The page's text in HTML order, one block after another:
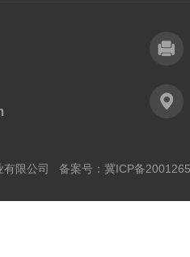
有限公司 备案号： 冀ICP备